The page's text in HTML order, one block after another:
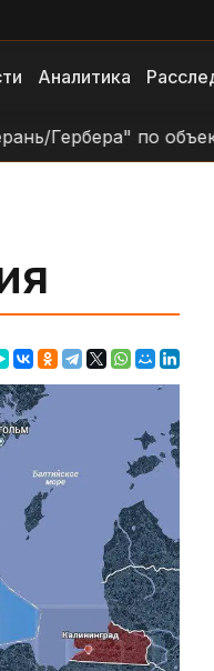
Аналитика
по объектам